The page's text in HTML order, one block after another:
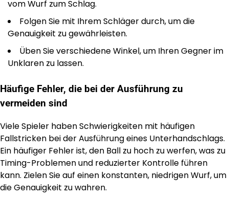
vom Wurf zum Schlag.
Folgen Sie mit Ihrem Schläger durch, um die
Genauigkeit zu gewährleisten.
Üben Sie verschiedene Winkel, um Ihren Gegner im
Unklaren zu lassen.
Häufige Fehler, die bei der Ausführung zu
vermeiden sind
Viele Spieler haben Schwierigkeiten mit häufigen
Fallstricken bei der Ausführung eines Unterhandschlags.
Ein häufiger Fehler ist, den Ball zu hoch zu werfen, was zu
Timing-Problemen und reduzierter Kontrolle führen
kann. Zielen Sie auf einen konstanten, niedrigen Wurf, um
die Genauigkeit zu wahren.